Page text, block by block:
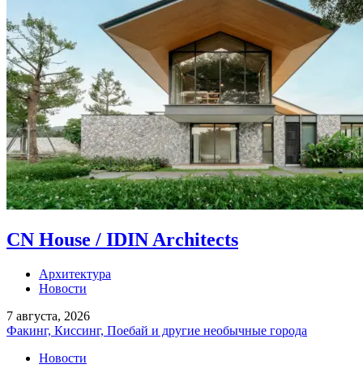
CN House / IDIN Architects
Архитектура
Новости
7 августа, 2026
Факинг, Киссинг, Поебай и другие необычные города
Новости